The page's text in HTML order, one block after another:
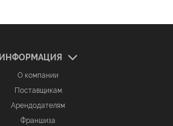
ИНФОРМАЦИЯ
О компании
Поставщикам
Арендодателям
Франшиза